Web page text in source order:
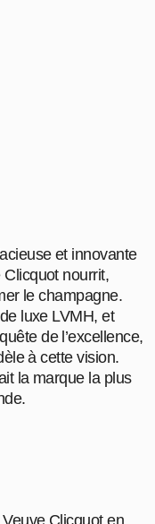
et innovante
nourrit,
le champagne.
luxe LVMH, et
de l’excellence,
à cette vision.
la marque la plus